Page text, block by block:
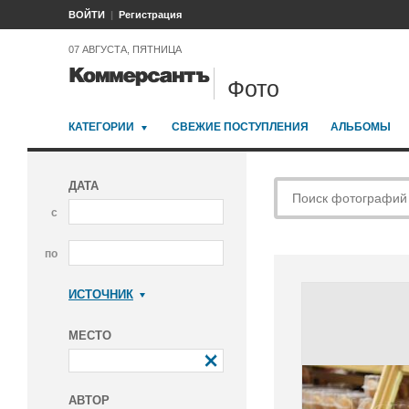
ВОЙТИ Регистрация
07 АВГУСТА, ПЯТНИЦА
Фото
КАТЕГОРИИ СВЕЖИЕ ПОСТУПЛЕНИЯ АЛЬБОМЫ
ДАТА
с
по
ИСТОЧНИК
МЕСТО
АВТОР